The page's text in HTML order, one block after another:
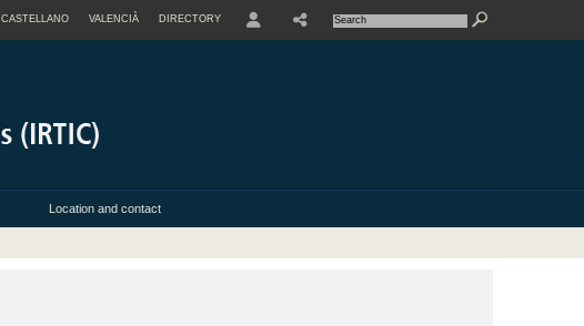
CASTELLANO VALENCIÀ DIRECTORY
Location and contact